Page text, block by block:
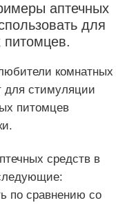
аптечных
для
комнатных
для стимуляции
питомцев
средств в
по сравнению со